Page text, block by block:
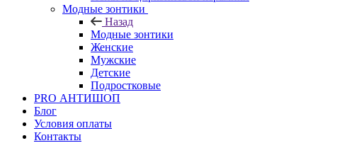
Модные зонтики
Назад
Модные зонтики
Женские
Мужские
Детские
Подростковые
PRO АНТИШОП
Блог
Условия оплаты
Контакты